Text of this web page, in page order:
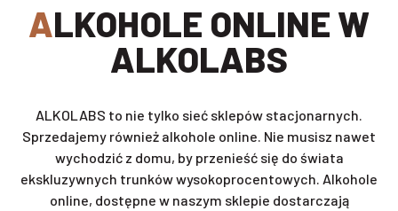
ALKOHOLE ONLINE W
ALKOLABS
ALKOLABS to nie tylko sieć sklepów stacjonarnych.
Sprzedajemy również alkohole online. Nie musisz nawet
wychodzić z domu, by przenieść się do świata
ekskluzywnych trunków wysokoprocentowych. Alkohole
online, dostępne w naszym sklepie dostarczają